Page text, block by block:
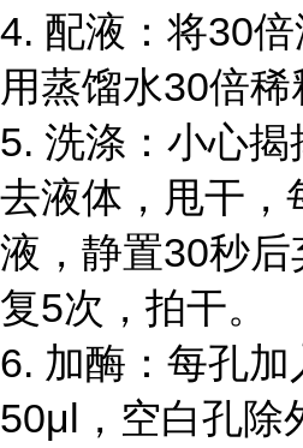
4. 配液：将30
用蒸馏水30倍稀
5. 洗涤：小心
去液体，甩干，
液，静置30秒
复5次，拍干。
6. 加酶：每孔加
50μl，空白孔除